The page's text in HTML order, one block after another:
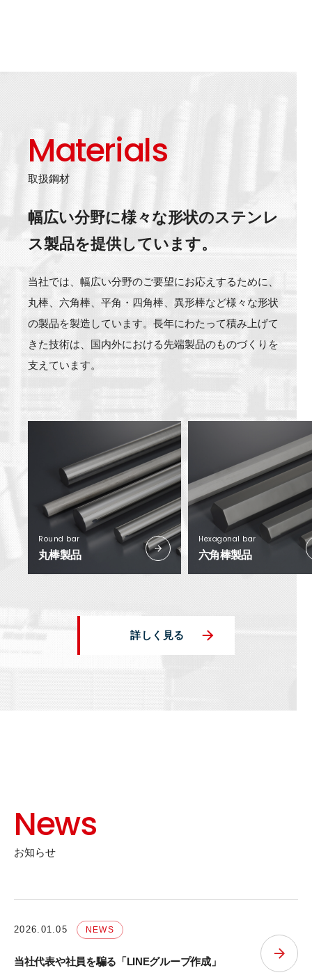
Materials
取扱鋼材
幅広い分野に様々な形状のステンレ
ス製品を提供しています。
当社では、幅広い分野のご要望にお応えするために、
丸棒、六角棒、平角・四角棒、異形棒など様々な形状
の製品を製造しています。長年にわたって積み上げて
きた技術は、国内外における先端製品のものづくりを
支えています。
Round bar
丸棒製品
Hexagonal bar
六角棒製品
詳しく見る
News
お知らせ
2026.01.05 NEWS
当社代表や社員を騙る「LINEグループ作成」